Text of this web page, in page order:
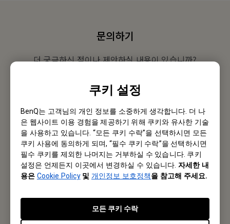
쿠키 설정
BenQ는 고객님의 개인 정보를 소중하게 생각합니다. 더 나
은 웹사이트 이용 경험을 제공하기 위해 쿠키와 유사한 기술
을 사용하고 있습니다. “모든 쿠키 수락”을 선택하시면 모든
쿠키 사용에 동의하게 되며, “필수 쿠키 수락”을 선택하시면
필수 쿠키를 제외한 나머지는 거부하실 수 있습니다. 쿠키
설정은 언제든지 이곳에서 변경하실 수 있습니다. 자세한 내
용은 Cookie Policy및 개인정보 보호정책을 참고해 주세요.
모든 쿠키 수락
문의하기
더 궁금하신 점이나 제안하실 내용이 있습니까?
바로가기
Subscribe to Newsletter
Be the first to hear from us.